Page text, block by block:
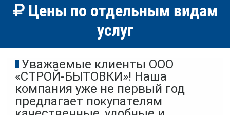
Цены по отдельным видам
услуг
Уважаемые клиенты ООО
«СТРОЙ-БЫТОВКИ»! Наша
компания уже не первый год
предлагает покупателям